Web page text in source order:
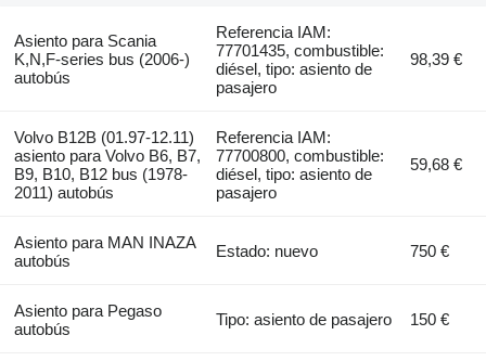
Asiento para Scania
K,N,F-series bus (2006-)
autobús
Referencia IAM:
77701435, combustible:
diésel, tipo: asiento de
pasajero
98,39 €
Volvo B12B (01.97-12.11)
asiento para Volvo B6, B7,
B9, B10, B12 bus (1978-
2011) autobús
Referencia IAM:
77700800, combustible:
diésel, tipo: asiento de
pasajero
59,68 €
Asiento para MAN INAZA
autobús
Estado: nuevo 750 €
Asiento para Pegaso
autobús
Tipo: asiento de pasajero 150 €